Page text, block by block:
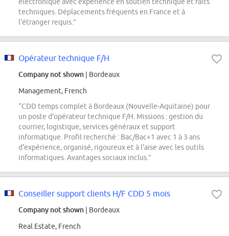
techniques. Déplacements fréquents en France et à
l'étranger requis.”
Opérateur technique F/H
Company not shown | Bordeaux
Management, French
“CDD temps complet à Bordeaux (Nouvelle-Aquitaine) pour
un poste d'opérateur technique F/H. Missions : gestion du
courrier, logistique, services généraux et support
informatique. Profil recherché : Bac/Bac+1 avec 1 à 3 ans
d'expérience, organisé, rigoureux et à l'aise avec les outils
informatiques. Avantages sociaux inclus.”
Conseiller support clients H/F CDD 5 mois
Company not shown | Bordeaux
Real Estate, French